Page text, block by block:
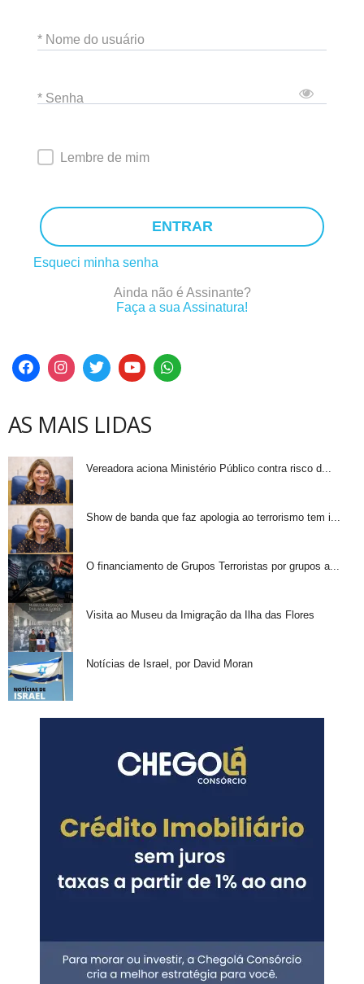
* Nome do usuário
* Senha
Lembre de mim
ENTRAR
Esqueci minha senha
Ainda não é Assinante?
Faça a sua Assinatura!
AS MAIS LIDAS
Vereadora aciona Ministério Público contra risco d...
Show de banda que faz apologia ao terrorismo tem i...
O financiamento de Grupos Terroristas por grupos a...
Visita ao Museu da Imigração da Ilha das Flores
Notícias de Israel, por David Moran